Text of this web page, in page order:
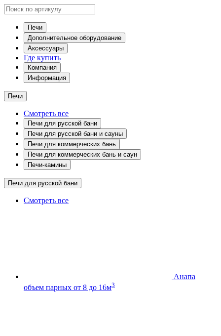
Печи
Дополнительное оборудование
Аксессуары
Где купить
Компания
Информация
Печи
Смотреть все
Печи для русской бани
Печи для русской бани и сауны
Печи для коммерческих бань
Печи для коммерческих бань и саун
Печи-камины
Печи для русской бани
Смотреть все
Анапа
объем парных от 8 до 16м3